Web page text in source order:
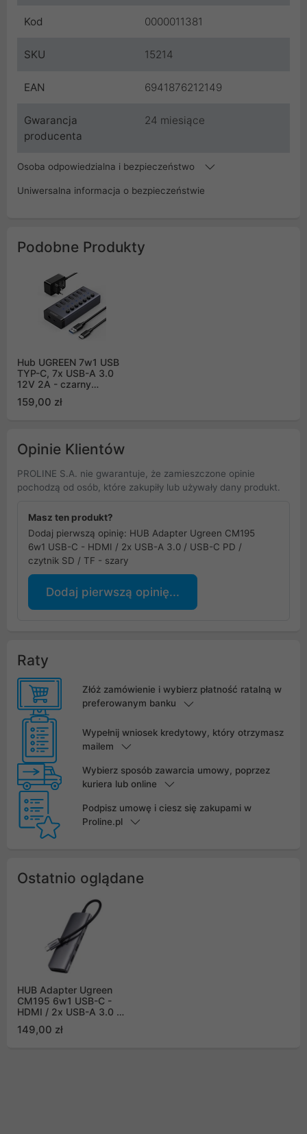
Kod 0000011381
SKU 15214
EAN 6941876212149
Gwarancja
producenta
24 miesiące
Osoba odpowiedzialna i bezpieczeństwo
Uniwersalna informacja o bezpieczeństwie
Podobne Produkty
Hub UGREEN 7w1 USB
TYP-C, 7x USB-A 3.0
12V 2A - czarny
159,00 zł
Opinie Klientów
PROLINE S.A. nie gwarantuje, że zamieszczone opinie
pochodzą od osób, które zakupiły lub używały dany produkt.
Masz ten produkt?
Dodaj pierwszą opinię: HUB Adapter Ugreen CM195
6w1 USB-C - HDMI / 2x USB-A 3.0 / USB-C PD /
czytnik SD / TF - szary
Dodaj pierwszą opinię...
Raty
Złóż zamówienie i wybierz płatność ratalną w
preferowanym banku
Wypełnij wniosek kredytowy, który otrzymasz
mailem
Wybierz sposób zawarcia umowy, poprzez
kuriera lub online
Podpisz umowę i ciesz się zakupami w
Proline.pl
Ostatnio oglądane
HUB Adapter Ugreen
CM195 6w1 USB-C -
HDMI / 2x USB-A 3.0 /
TF - szary
149,00 zł